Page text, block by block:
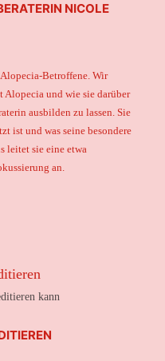
NICOLE
Betroffene. Wir
Alopecia und wie sie darüber
ausbilden zu lassen. Sie
ist und was seine besondere
leitet sie eine etwa
an.
kann